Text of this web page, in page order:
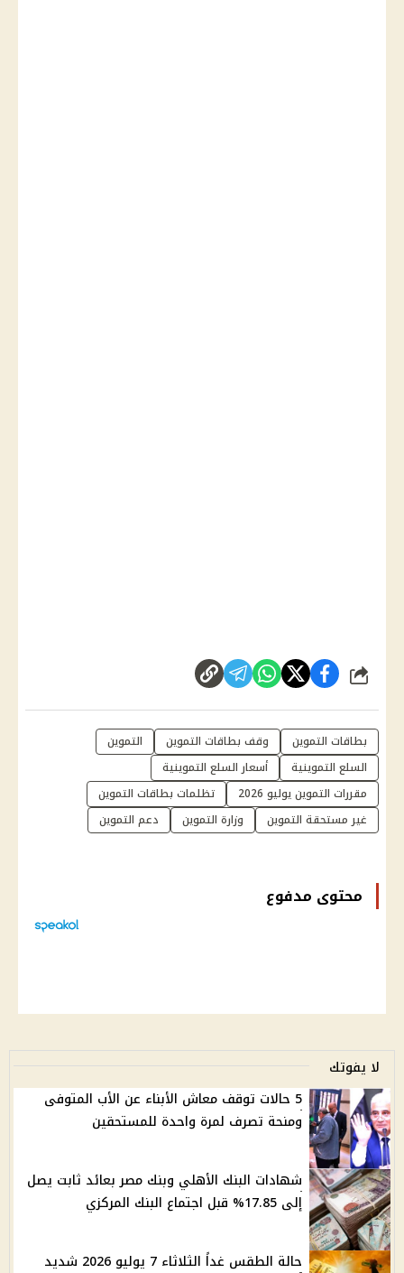
شارك
بطاقات التموين وقف بطاقات التموين
التموين
السلع التموينية
أسعار السلع التموينية
مقررات التموين يوليو 2026
تظلمات بطاقات التموين
غير مستحقة التموين
وزارة التموين دعم التموين
محتوى مدفوع
لا يفوتك
5 حالات توقف معاش الأبناء عن الأب المتوفى
ومنحة تصرف لمرة واحدة للمستحقين
شهادات البنك الأهلي وبنك مصر بعائد ثابت يصل
إلى 17.85% قبل اجتماع البنك المركزي
حالة الطقس غداً الثلاثاء 7 يوليو 2026 شديد